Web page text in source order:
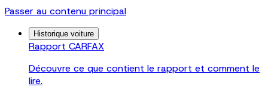
Passer au contenu principal
Historique voiture
Rapport CARFAX
Découvre ce que contient le rapport et comment le
lire.